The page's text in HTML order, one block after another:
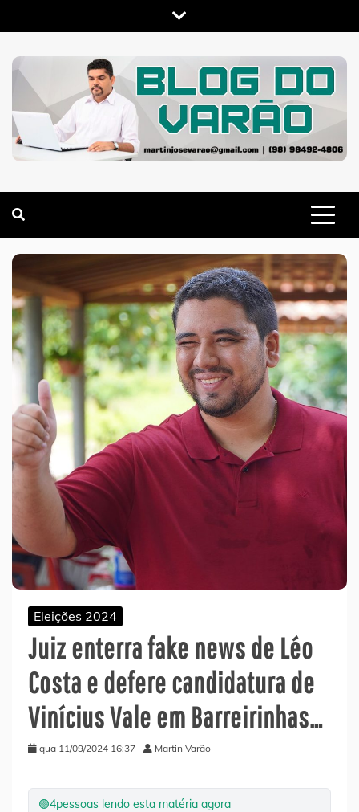
to
content
Eleições 2024
Juiz enterra fake news de Léo
Costa e defere candidatura de
Vinícius Vale em Barreirinhas…
qua 11/09/2024 16:37 Martin Varão
🟢4pessoas lendo esta matéria agora